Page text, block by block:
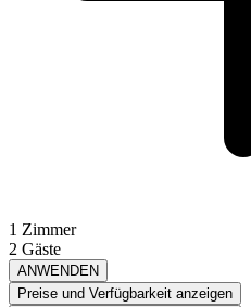
1 Zimmer
2 Gäste
ANWENDEN
Preise und Verfügbarkeit anzeigen